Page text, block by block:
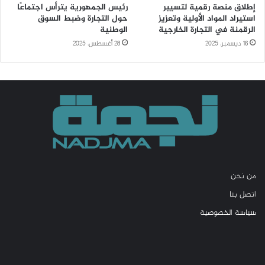
إطلاق منصة رقمية لتسيير
استيراد المواد الأولية وتعزيز
الرقمنة في التجارة الخارجية
16 ديسمبر، 2025
رئيس الجمهورية يترأس اجتماعًا
حول التجارة وضبط السوق
الوطنية
28 أغسطس، 2025
من نحن
اتصل بنا
سياسة الخصوصية